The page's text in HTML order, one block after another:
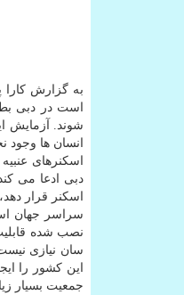
به گزارش کارا
است در دبی
شوند. آزمایش
انسان ها وجود
اسکنرهای
دبی ادعا می
اسکنر قرار
سراسر جهان
نصب شده
سان نیازی
این کشور را
جمعیت بسیار